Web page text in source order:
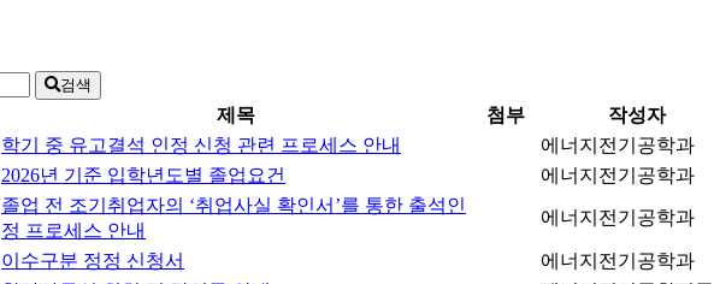
검색
제목 첨부 작성자
학기 중 유고결석 인정 신청 관련 프로세스 안내 에너지전기공학과
2026년 기준 입학년도별 졸업요건 에너지전기공학과
졸업 전 조기취업자의 ‘취업사실 확인서’를 통한 출석인
정 프로세스 안내
에너지전기공학과
이수구분 정정 신청서 에너지전기공학과